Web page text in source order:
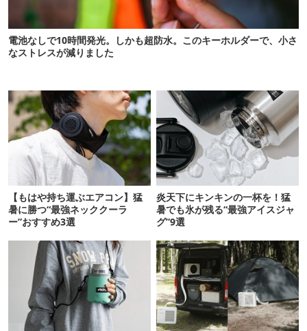
電池なしで10時間発光。しかも超防水。このキーホルダーで、小さ
なストレスが減りました
【もはや持ち運ぶエアコン】猛
暑に勝つ“最強ネッククーラ
ー”おすすめ3選
炎天下にキンキンの一杯を！猛
暑でも氷が残る“最強アイスジャ
グ”9選